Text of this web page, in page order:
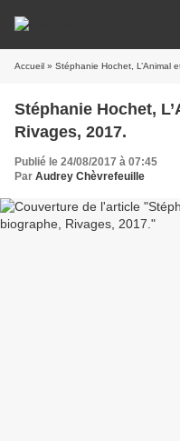
Accueil » Stéphanie Hochet, L’Animal
Stéphanie Hochet,
Rivages, 2017.
Publié le 24/08/2017 à 07:45
Par Audrey Chèvrefeuille